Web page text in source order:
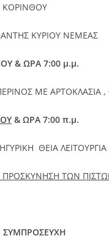
er
e
st
ΚΟΡΙΝΘΟΥ
ΚΥΡΙΟΥ ΝΕΜΕΑΣ
& ΩΡΑ 7:00 μ.μ.
ΜΕ ΑΡΤΟΚΛΑΣΙΑ
& ΩΡΑ 7:00 π.μ.
ΘΕΙΑ
ΤΩΝ
ΣΥΜΠΡΟΣΕΥΧΗ